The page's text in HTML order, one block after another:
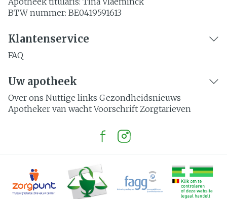
BTW nummer: BE0419591613
Klantenservice
FAQ
Uw apotheek
Over ons Nuttige links Gezondheidsnieuws
Apotheker van wacht Voorschrift Zorgtarieven